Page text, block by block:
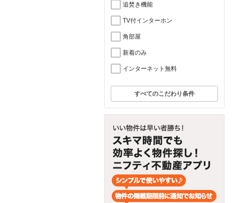
追焚き機能
TV付インターホン
角部屋
新着のみ
インターネット無料
すべてのこだわり条件